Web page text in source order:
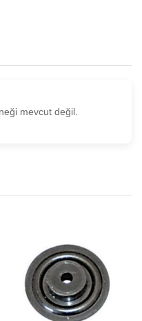
mevcut değil.